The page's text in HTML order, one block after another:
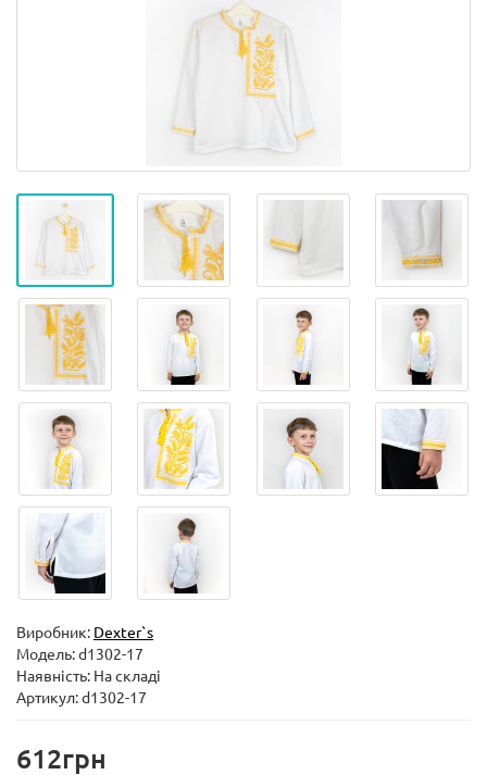
Виробник: Dexter`s
Модель:d1302-17
Наявність: На складі
Артикул: d1302-17
612грн